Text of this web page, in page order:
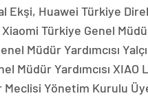
Ekşi, Huawei Türkiye
Türkiye Genel
Müdür Yardımcısı
Müdür Yardımcısı XIAO
Meclisi Yönetim Kurulu